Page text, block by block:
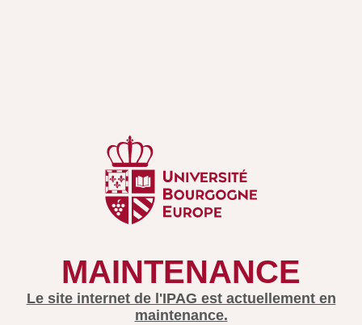
MAINTENANCE
Le site internet de l'IPAG est actuellement en
maintenance.